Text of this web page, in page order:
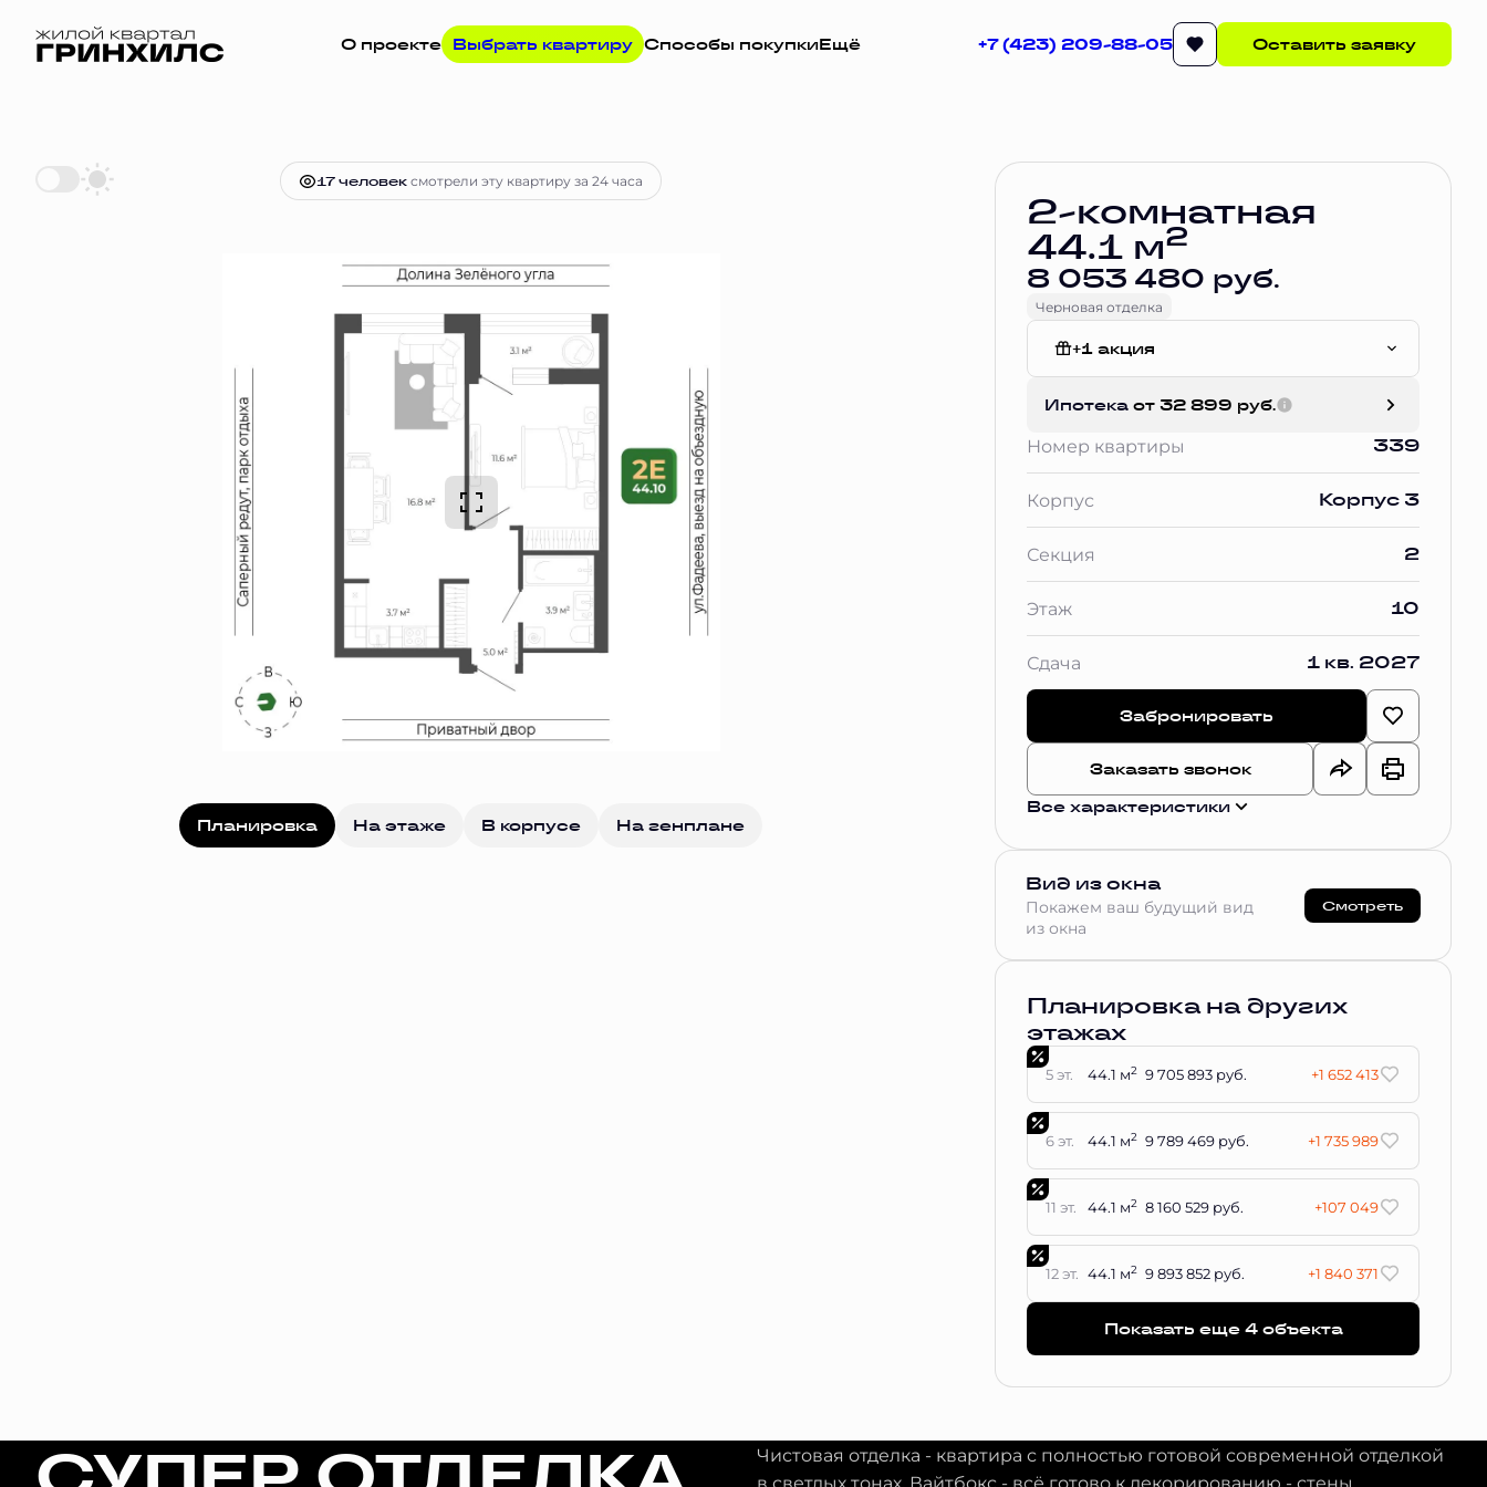
О проекте Выбрать квартиру Способы покупкиЕщё +7 (423) 209-88-05 Оставить заявку
2-комнатная 8 053 480 руб. Забронировать
17 человексмотрели эту квартиру за 24 часа
Планировка На этаже В корпусе На генплане
2-комнатная
44.1 м2
8 053 480 руб.
Черновая отделка
+1 акция
Ипотека от 32 899 руб.
Номер квартиры 339
Корпус Корпус 3
Секция 2
Этаж 10
Сдача 1 кв. 2027
Забронировать
Заказать звонок
Все характеристики
Вид из окна
Покажем ваш будущий вид
из окна
Смотреть
Планировка на других
этажах
5 эт. 44.1 м2 9 705 893 руб. +1 652 413
6 эт. 44.1 м2 9 789 469 руб. +1 735 989
11 эт. 44.1 м2 8 160 529 руб. +107 049
12 эт. 44.1 м2 9 893 852 руб. +1 840 371
Показать еще 4 объектa
Чистовая отделка - квартира с полностью готовой современной отделкой
в светлых тонах. Вайтбокс - всё готово к декорированию - стены